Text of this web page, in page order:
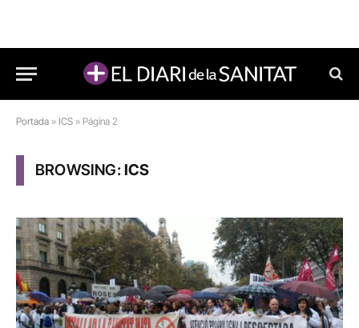
Portada » ICS » Página 2
BROWSING:ICS